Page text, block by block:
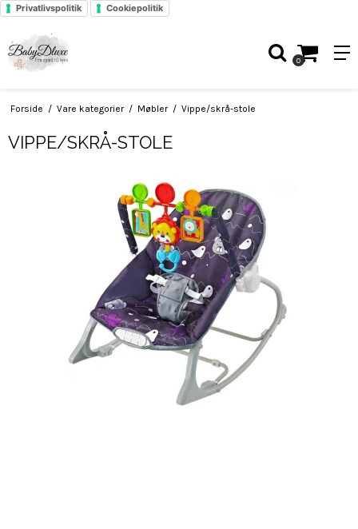
Privatlivspolitik Cookiepolitik
0
Forside / Vare kategorier / Møbler / Vippe/skrå-stole
VIPPE/SKRÅ-STOLE